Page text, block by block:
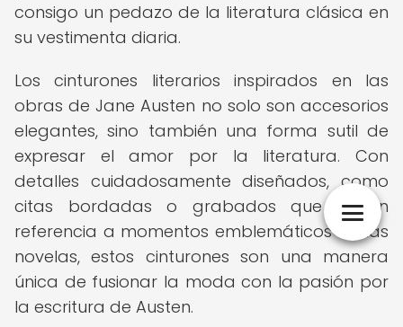
consigo un pedazo de la literatura clásica en
su vestimenta diaria.
Los cinturones literarios inspirados en las
obras de Jane Austen no solo son accesorios
elegantes, sino también una forma sutil de
expresar el amor por la literatura. Con
detalles cuidadosamente diseñados, como
citas bordadas o grabados que hacen
referencia a momentos emblemáticos de las
novelas, estos cinturones son una manera
única de fusionar la moda con la pasión por
la escritura de Austen.